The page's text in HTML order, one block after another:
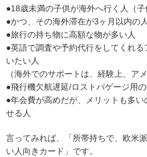
●18歳未満の子供が海外へ行く人（子
●かつ、その海外滞在が3ヶ月以内の人
●旅行の持ち物に高額な物が多い人
●英語で調査や予約代行をしてくれ
いたい人
（海外でのサポートは、経験上、ア
●飛行機欠航遅延/ロストバゲージ用
●年会費が高めだが、メリットも多
せる人
言ってみれば、「所帯持ちで、欧米
い人向きカード」です。